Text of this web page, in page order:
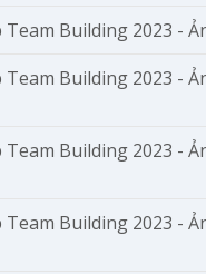
Team Building 2023 -
Team Building 2023 -
Team Building 2023 -
Team Building 2023 -